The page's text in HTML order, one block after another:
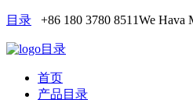
目录 +86 180 3780 8511We Hava
目录
首页
产品目录